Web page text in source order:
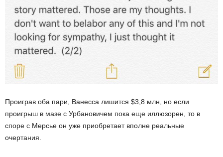
Проиграв оба пари, Ванесса лишится $3,8 млн, но если
проигрыш в мазе с Урбановичем пока еще иллюзорен, то в
споре с Мерсье он уже приобретает вполне реальные
очертания.